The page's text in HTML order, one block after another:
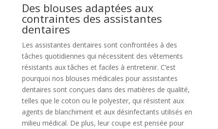
Des blouses adaptées aux
contraintes des assistantes
dentaires
Les assistantes dentaires sont confrontées à des
tâches quotidiennes qui nécessitent des vêtements
résistants aux tâches et faciles à entretenir. C’est
pourquoi nos blouses médicales pour assistantes
dentaires sont conçues dans des matières de qualité,
telles que le coton ou le polyester, qui résistent aux
agents de blanchiment et aux désinfectants utilisés en
milieu médical. De plus, leur coupe est pensée pour